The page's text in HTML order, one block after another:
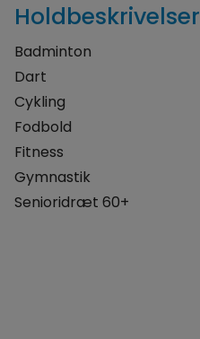
Holdbeskrivelser
Badminton
Dart
Cykling
Fodbold
Fitness
Gymnastik
Senioridræt 60+